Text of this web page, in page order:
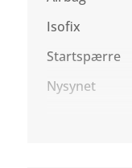
Isofix
Startspærre
Nysynet